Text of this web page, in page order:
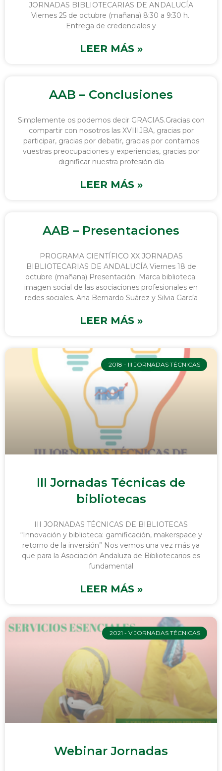
JORNADAS BIBLIOTECARIAS DE ANDALUCÍA
Viernes 25 de octubre (mañana) 8:30 a 9:30 h.
Entrega de credenciales y
LEER MÁS »
AAB – Conclusiones
Simplemente os podemos decir GRACIAS.Gracias con
compartir con nosotros las XVIIIJBA, gracias por
participar, gracias por debatir, gracias por contarnos
vuestras preocupaciones y experiencias, gracias por
dignificar nuestra profesión día
LEER MÁS »
AAB – Presentaciones
PROGRAMA CIENTÍFICO XX JORNADAS
BIBLIOTECARIAS DE ANDALUCÍA Viernes 18 de
octubre (mañana) Presentación: Marca biblioteca:
imagen social de las asociaciones profesionales en
redes sociales. Ana Bernardo Suárez y Silvia García
LEER MÁS »
2018 - III JORNADAS TÉCNICAS
III Jornadas Técnicas de
bibliotecas
III JORNADAS TÉCNICAS DE BIBLIOTECAS
“Innovación y biblioteca: gamificación, makerspace y
retorno de la inversión” Nos vemos una vez más ya
que para la Asociación Andaluza de Bibliotecarios es
fundamental
LEER MÁS »
2021 - V JORNADAS TÉCNICAS
Webinar Jornadas